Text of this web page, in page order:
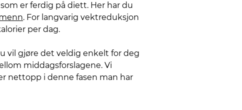
er ferdig på diett. Her har du
. For langvarig vektreduksjon
per dag.
vil gjøre det veldig enkelt for deg
middagsforslagene. Vi
nettopp i denne fasen man har